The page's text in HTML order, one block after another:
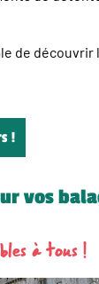
de découvrir
!
vos
à tous !